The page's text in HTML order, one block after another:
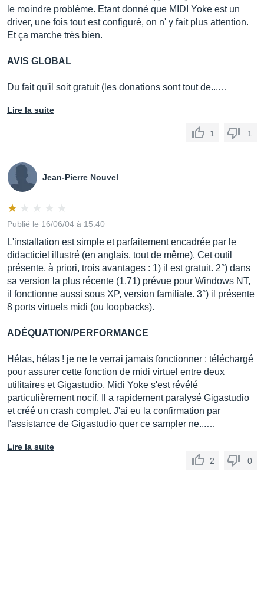
le moindre problème. Etant donné que MIDI Yoke est un
driver, une fois tout est configuré, on n' y fait plus attention.
Et ça marche très bien.
AVIS GLOBAL
Du fait qu'il soit gratuit (les donations sont tout de...…
Lire la suite
1 1
Jean-Pierre Nouvel
Publié le 16/06/04 à 15:40
L'installation est simple et parfaitement encadrée par le
didacticiel illustré (en anglais, tout de même). Cet outil
présente, à priori, trois avantages : 1) il est gratuit. 2°) dans
sa version la plus récente (1.71) prévue pour Windows NT,
il fonctionne aussi sous XP, version familiale. 3°) il présente
8 ports virtuels midi (ou loopbacks).
ADÉQUATION/PERFORMANCE
Hélas, hélas ! je ne le verrai jamais fonctionner : téléchargé
pour assurer cette fonction de midi virtuel entre deux
utilitaires et Gigastudio, Midi Yoke s'est révélé
particulièrement nocif. Il a rapidement paralysé Gigastudio
et créé un crash complet. J'ai eu la confirmation par
l'assistance de Gigastudio quer ce sampler ne...…
Lire la suite
2
0